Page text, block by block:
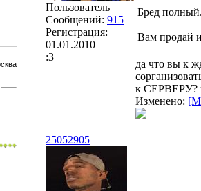
Пользователь
Сообщений: 915
Регистрация:
01.01.2010
:3
Бред
Вам продай
да что вы к
к СЕРВЕРУ?
Изменено:
25052905